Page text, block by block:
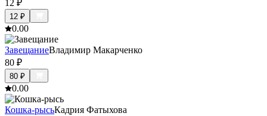
12 ₽
12 ₽
0.00
ЗавещаниеВладимир Макарченко
80 ₽
80 ₽
0.00
Кошка-рысьКадрия Фатыхова